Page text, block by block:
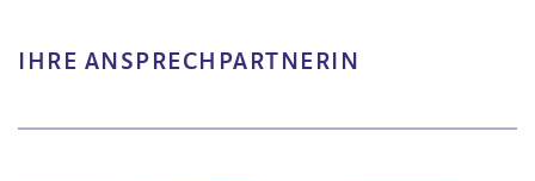
IHRE ANSPRECHPARTNERIN